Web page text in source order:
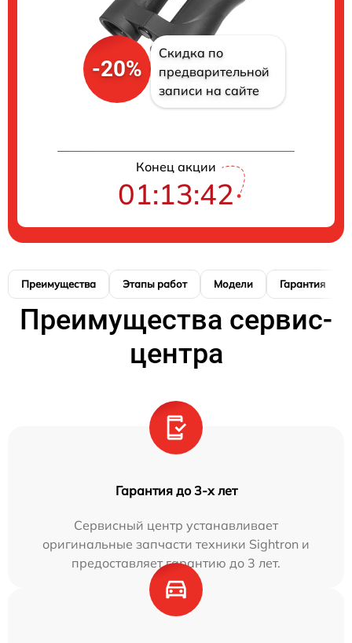
-20%
Скидка по
предварительной
записи на сайте
Конец акции
01:13:41
Преимущества Этапы работ Модели Гарантия
Преимущества сервис-
центра
Гарантия до 3-х лет
Сервисный центр устанавливает
оригинальные запчасти техники Sightron и
предоставляет гарантию до 3 лет.